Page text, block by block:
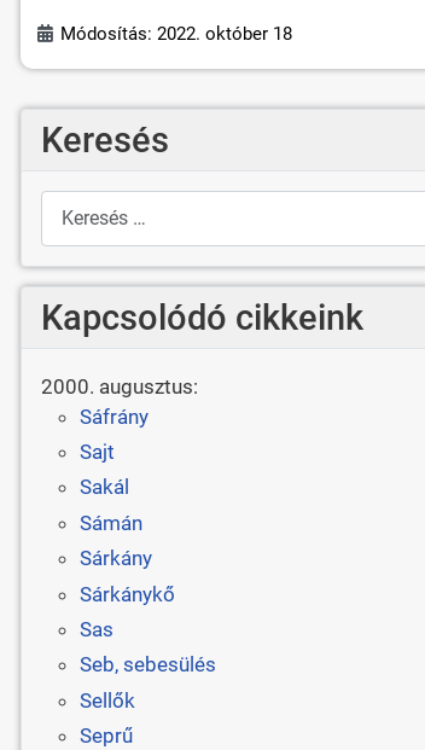
Módosítás: 2022. október 18
Keresés
Keresés
Kapcsolódó cikkeink
2000. augusztus:
Sáfrány
Sajt
Sakál
Sámán
Sárkány
Sárkánykő
Sas
Seb, sebesülés
Sellők
Seprű